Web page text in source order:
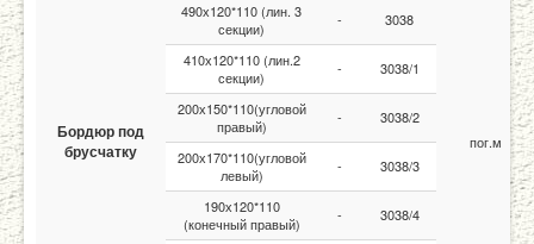
Бордюр под
брусчатку
490х120*110 (лин. 3
секции)
- 3038
пог.м
410х120*110 (лин.2
секции)
- 3038/1
200х150*110(угловой
правый)
- 3038/2
200х170*110(угловой
левый)
- 3038/3
190х120*110
(конечный правый)
- 3038/4